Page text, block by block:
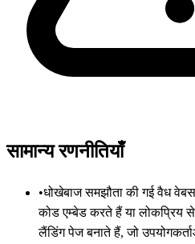
सामान्य रणनीतियाँ
•धोखेबाज समझौता की गई वैध
कोड एम्बेड करते हैं या लोकप्रिय
लैंडिंग पेज बनाते हैं, जो